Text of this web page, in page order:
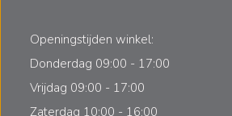
Openingstijden winkel:
Donderdag 09:00 - 17:00
Vrijdag 09:00 - 17:00
Zaterdag 10:00 - 16:00